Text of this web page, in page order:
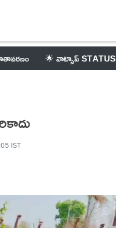
🌟 వాట్సాప్ STATUS
IST